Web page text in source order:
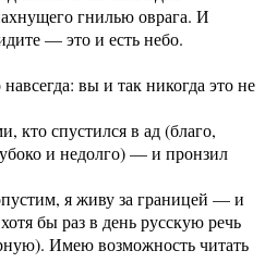
гнилью оврага. И
— это и есть небо.
вы и так никогда это не
кто спустился в ад (благо,
и недолго) — и пронзил
я живу за границей — и
бы раз в день русскую речь
Имею возможность читать